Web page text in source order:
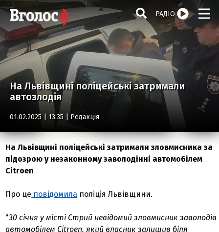
РАДІО
На Львівщині поліцейські затримали
автозлодія
01.02.2025 | 13:35 |Редакція
На Львівщині поліцейські затримали зловмисника за
підозрою у незаконному заволодінні автомобілем
Citroen
Про це повідомила поліція Львівщини.
"30 січня у місті Стрий невідомий зловмисник заволодів
автомобілем Citroen, який власник залишив біля